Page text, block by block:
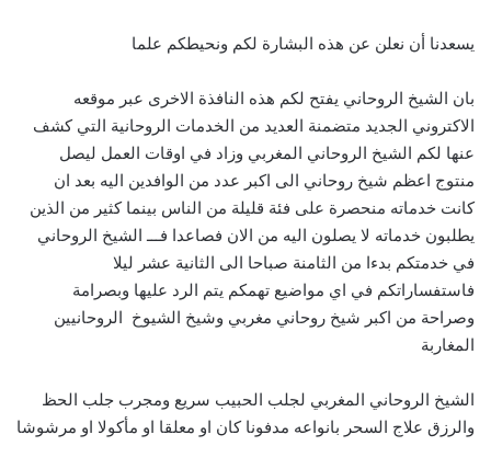
يسعدنا أن نعلن عن هذه البشارة لكم ونحيطكم علما
بان الشيخ الروحاني يفتح لكم هذه النافذة الاخرى عبر موقعه
الاكتروني الجديد متضمنة العديد من الخدمات الروحانية التي كشف
عنها لكم الشيخ الروحاني المغربي وزاد في اوقات العمل ليصل
منتوج اعظم شيخ روحاني الى اكبر عدد من الوافدين اليه بعد ان
كانت خدماته منحصرة على فئة قليلة من الناس بينما كثير من الذين
يطلبون خدماته لا يصلون اليه من الان فصاعدا فـــ الشيخ الروحاني
في خدمتكم بدءا من الثامنة صباحا الى الثانية عشر ليلا
فاستفساراتكم في اي مواضيع تهمكم يتم الرد عليها وبصرامة
وصراحة من اكبر شيخ روحاني مغربي وشيخ الشيوخ الروحانيين
المغاربة
الشيخ الروحاني المغربي لجلب الحبيب سريع ومجرب جلب الحظ
والرزق علاج السحر بانواعه مدفونا كان او معلقا او مأكولا او مرشوشا